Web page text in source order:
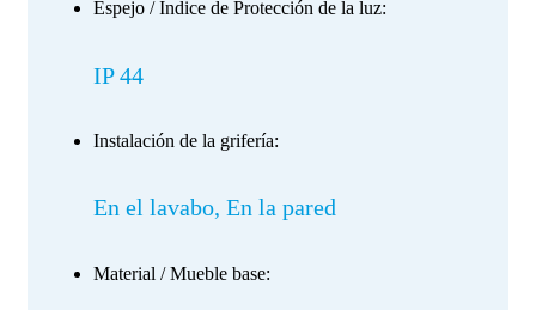
Espejo / Índice de Protección de la luz:
IP 44
Instalación de la grifería:
En el lavabo, En la pared
Material / Mueble base: